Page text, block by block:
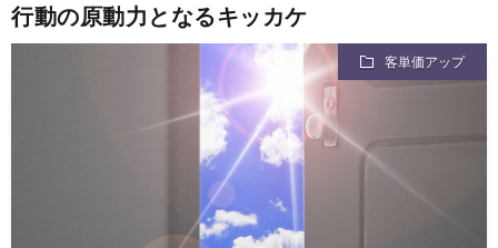
行動の原動力となるキッカケ
客単価アップ